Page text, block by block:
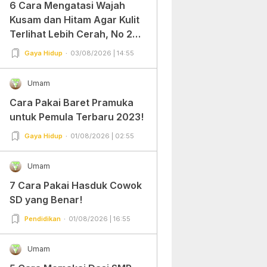
6 Cara Mengatasi Wajah
Kusam dan Hitam Agar Kulit
Terlihat Lebih Cerah, No 2
Gampang Banget dan Mudah
Gaya Hidup 03/08/2026 | 14:55
Umam
Cara Pakai Baret Pramuka
untuk Pemula Terbaru 2023!
Gaya Hidup 01/08/2026 | 02:55
Umam
7 Cara Pakai Hasduk Cowok
SD yang Benar!
Pendidikan 01/08/2026 | 16:55
Umam